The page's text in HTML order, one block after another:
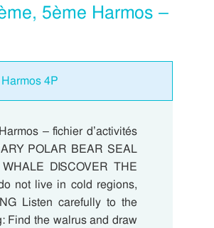
5ème Harmos –
4P
– fichier d’activités
POLAR BEAR SEAL
DISCOVER THE
not live in cold regions,
Listen carefully to the
Find the walrus and draw